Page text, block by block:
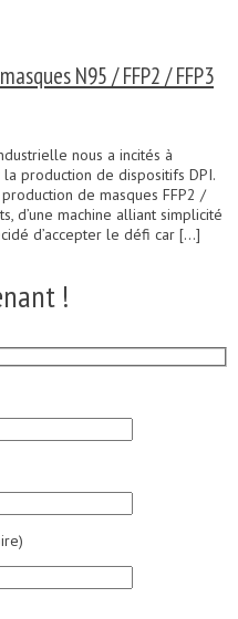
N95 / FFP2 / FFP3
nous a incités à
production de dispositifs DPI.
de masques FFP2 /
d’une machine alliant simplicité
d’accepter le défi car […]
!